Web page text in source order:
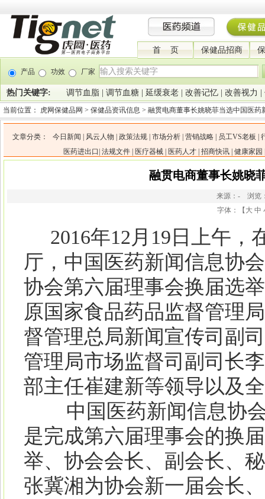
首 页 保健品招商
产品 功效 厂家
热门关键字: 调节血脂 调节血糖 延缓衰老 改善记忆 改善视力
当前位置： 虎网保健品网 > 保健品资讯信息 > 融贯电商董事长姚晓菲当选中国医药
文章分类： 今日新闻 风云人物 政策法规 市场分析 营销战略 员工VS老板
医药进出口 法规文件 医疗器械 医药人才 招商快讯 健康家园
融贯电商董事长姚晓
来源：- 浏览
字体：【 大 中
2016年12月19日上午，
厅，中国医药新闻信息协
协会第六届理事会换届选
原国家食品药品监督管理
督管理总局新闻宣传司副
管理局市场监督司副司长
部主任崔建新等领导以及
中国医药新闻信息协会
是完成第六届理事会的换
举、协会会长、副会长、
张冀湘为协会新一届会长